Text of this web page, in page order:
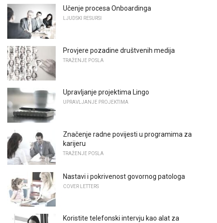
Učenje procesa Onboardinga
LJUDSKI RESURSI
Provjere pozadine društvenih medija
TRAŽENJE POSLA
Upravljanje projektima Lingo
UPRAVLJANJE PROJEKTIMA
Značenje radne povijesti u programima za
karijeru
TRAŽENJE POSLA
Nastavi i pokrivenost govornog patologa
COVER LETTERS
Koristite telefonski intervju kao alat za